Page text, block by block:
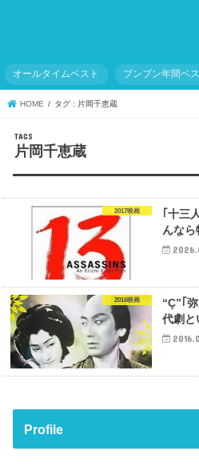
オールタイムベスト ブンブン年間ベ
HOME タグ : 片岡千恵蔵
片岡千恵蔵
2017映画
｢十三
んな
2016映画
“Ç”｢
代劇と
Profile